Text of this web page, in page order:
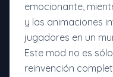
emocionante,
y las animaciones
jugadores en un
Este mod no es
reinvención